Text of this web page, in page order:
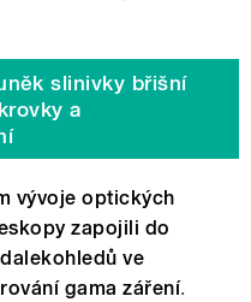
slinivky břišní
a
vývoje optických
zapojili do
ve
gama záření.